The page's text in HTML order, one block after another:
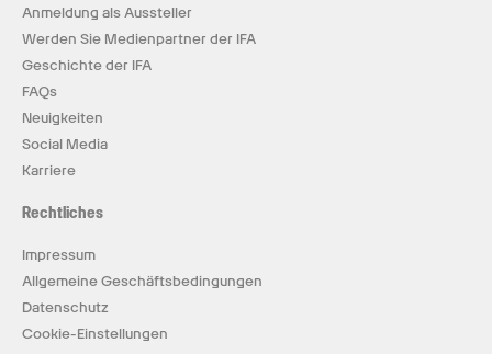
Anmeldung als Aussteller
Werden Sie Medienpartner der IFA
Geschichte der IFA
FAQs
Neuigkeiten
Social Media
Karriere
Rechtliches
Impressum
Allgemeine Geschäftsbedingungen
Datenschutz
Cookie-Einstellungen